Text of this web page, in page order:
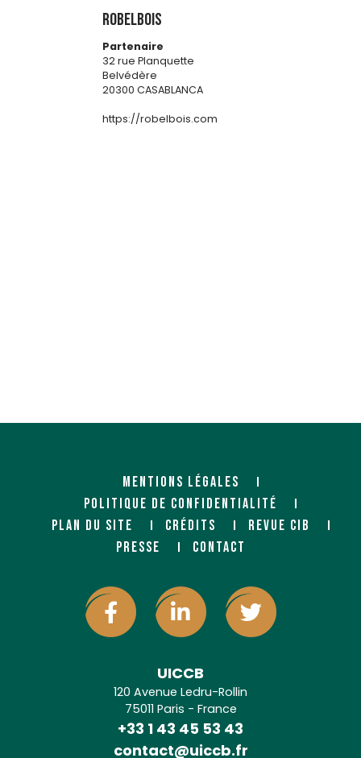
ROBELBOIS
Partenaire
32 rue Planquette
Belvédère
20300 CASABLANCA
https://robelbois.com
MENTIONS LÉGALES
POLITIQUE DE CONFIDENTIALITÉ
PLAN DU SITE
CRÉDITS
REVUE CIB
PRESSE
CONTACT
UICCB
120 Avenue Ledru-Rollin
75011 Paris - France
+33 1 43 45 53 43
contact@uiccb.fr